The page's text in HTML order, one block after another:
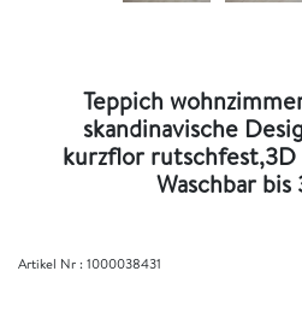
Teppich
skandinavische
kurzflor
Waschbar
Artikel Nr :1000038431